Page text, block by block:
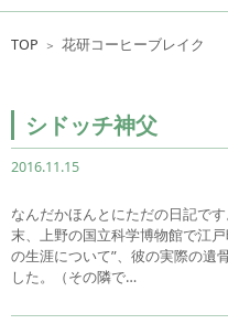
TOP ＞ 花研コーヒーブレイク
シドッチ神父
2016.11.15
なんだかほんとにただの日記で
末、上野の国立科学博物館で江
の生涯について”、彼の実際の遺
した。（その隣で…